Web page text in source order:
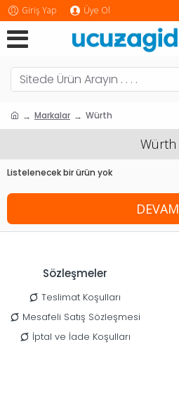
Giriş Yap Üye Ol
Markalar Würth
Würth
Listelenecek bir ürün yok
DEVAM
Sözleşmeler
Teslimat Koşulları
Mesafeli Satış Sözleşmesi
İptal ve İade Koşulları